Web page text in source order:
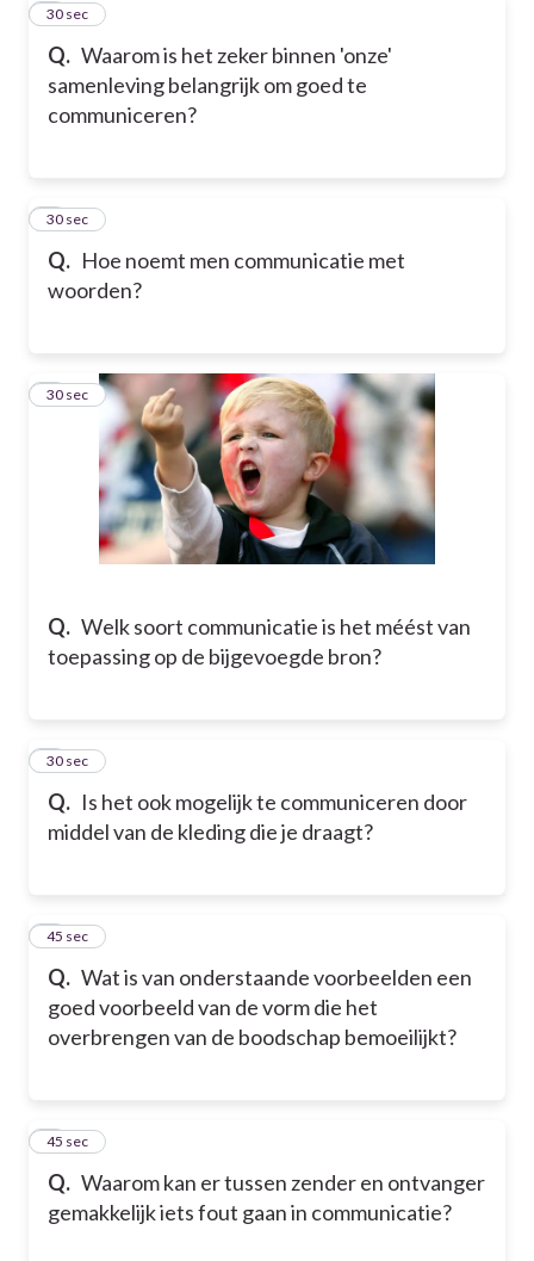
Q. Waarom is het zeker binnen 'onze'
samenleving belangrijk om goed te
communiceren?
4
30 sec
Q. Hoe noemt men communicatie met
woorden?
5
30 sec
Q. Welk soort communicatie is het méést van
toepassing op de bijgevoegde bron?
6
30 sec
Q. Is het ook mogelijk te communiceren door
middel van de kleding die je draagt?
7
30 sec
Q. Wat is van onderstaande voorbeelden een
goed voorbeeld van de vorm die het
overbrengen van de boodschap bemoeilijkt?
8
45 sec
Q. Waarom kan er tussen zender en ontvanger
gemakkelijk iets fout gaan in communicatie?
9
45 sec